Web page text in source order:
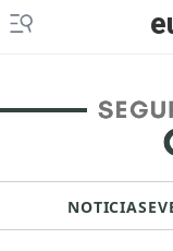
NOTICIAS